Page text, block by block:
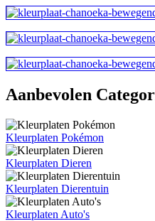
Aanbevolen
Kleurplaten Pokémon
Kleurplaten Dieren
Kleurplaten Dierentuin
Kleurplaten Auto's